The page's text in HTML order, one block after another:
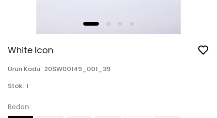
White Icon
Ürün Kodu: 20SW00149_001_39
Stok: 1
Beden